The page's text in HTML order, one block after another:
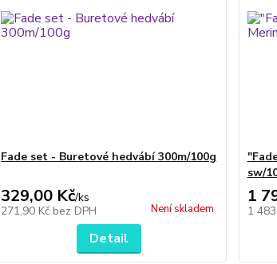
Fade set - Buretové hedvábí 300m/100g
329,00 Kč/ks
271,90 Kč bez DPH Není skladem
Detail
sw/
1
1